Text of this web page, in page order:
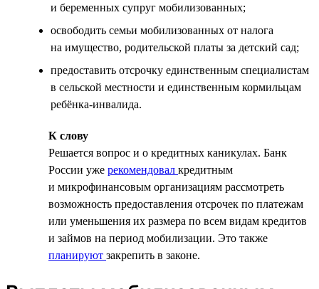
и беременных супруг мобилизованных;
освободить семьи мобилизованных от налога
на имущество, родительской платы за детский сад;
предоставить отсрочку единственным специалистам
в сельской местности и единственным кормильцам
ребёнка-инвалида.
К слову
Решается вопрос и о кредитных каникулах. Банк
России уже рекомендовал кредитным
и микрофинансовым организациям рассмотреть
возможность предоставления отсрочек по платежам
или уменьшения их размера по всем видам кредитов
и займов на период мобилизации. Это также
планируют закрепить в законе.